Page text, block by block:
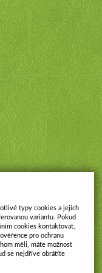
typy cookies a jejich
variantu. Pokud
cookies kontaktovat,
pro ochranu
měli, máte možnost
se nejdříve obrátíte